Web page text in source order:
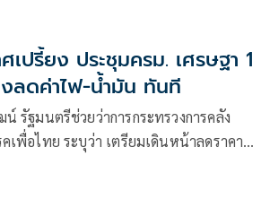
เปรี้ยง ประชุมครม. เศรษฐา 1
ลดค่าไฟ-น้ำมัน ทันที
รัฐมนตรีช่วยว่าการกระทรวงการคลัง
เพื่อไทย ระบุว่า เตรียมเดินหน้าลดราคา